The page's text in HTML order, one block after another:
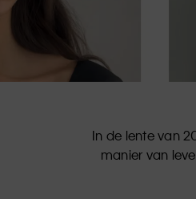
In de lente van
manier van